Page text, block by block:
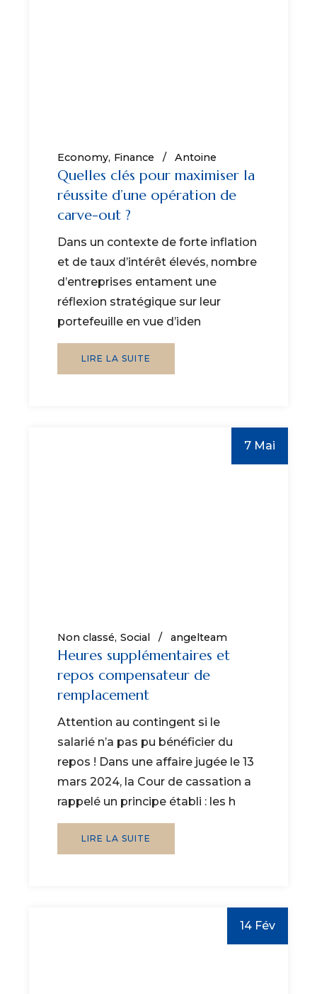
Economy Finance Antoine
Quelles clés pour maximiser la
réussite d’une opération de
carve-out ?
Dans un contexte de forte inflation
et de taux d’intérêt élevés, nombre
d’entreprises entament une
réflexion stratégique sur leur
portefeuille en vue d’iden
LIRE LA SUITE
7 Mai
Non classé Social angelteam
Heures supplémentaires et
repos compensateur de
remplacement
Attention au contingent si le
salarié n’a pas pu bénéficier du
repos ! Dans une affaire jugée le 13
mars 2024, la Cour de cassation a
rappelé un principe établi : les h
LIRE LA SUITE
14 Fév